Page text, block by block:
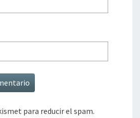
para reducir el spam.